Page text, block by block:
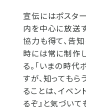
宣伝にはポスタ
内を中心に放送
協力も得て、告知
時には常に制作
る。「いまの時代
すが、知っても
ることは、イベン
るぞ』と気づいて